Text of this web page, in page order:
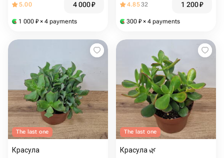
5.00 4 000₽
1 000 ₽ × 4 payments
4.8532 1 200₽
300 ₽ × 4 payments
The last one
Красула
The last one
Красула 🌿